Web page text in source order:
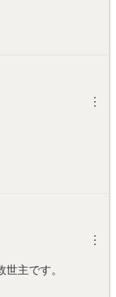
︙
︙
主です。